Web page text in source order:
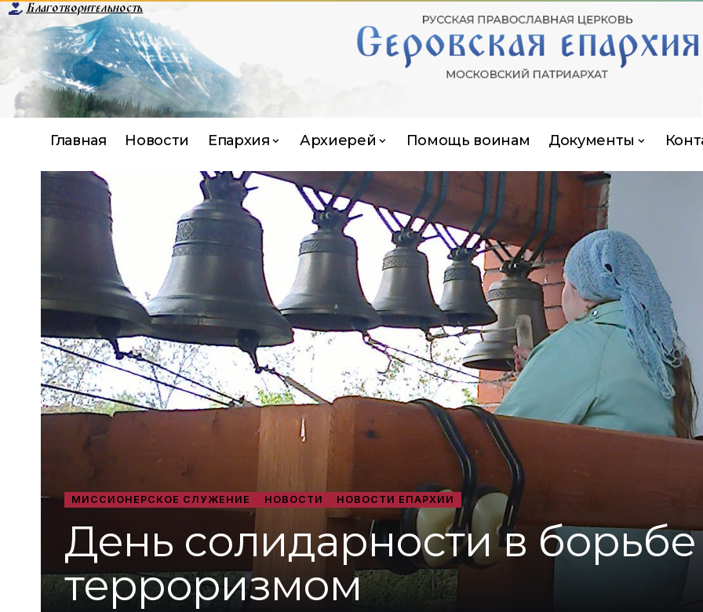
Благотворительность
Главная Новости Епархия Архиерей Помощь воинам Документы
МИССИОНЕРСКОЕ СЛУЖЕНИЕ НОВОСТИ НОВОСТИ ЕПАРХИИ
День солидарности в борьбе
терроризмом